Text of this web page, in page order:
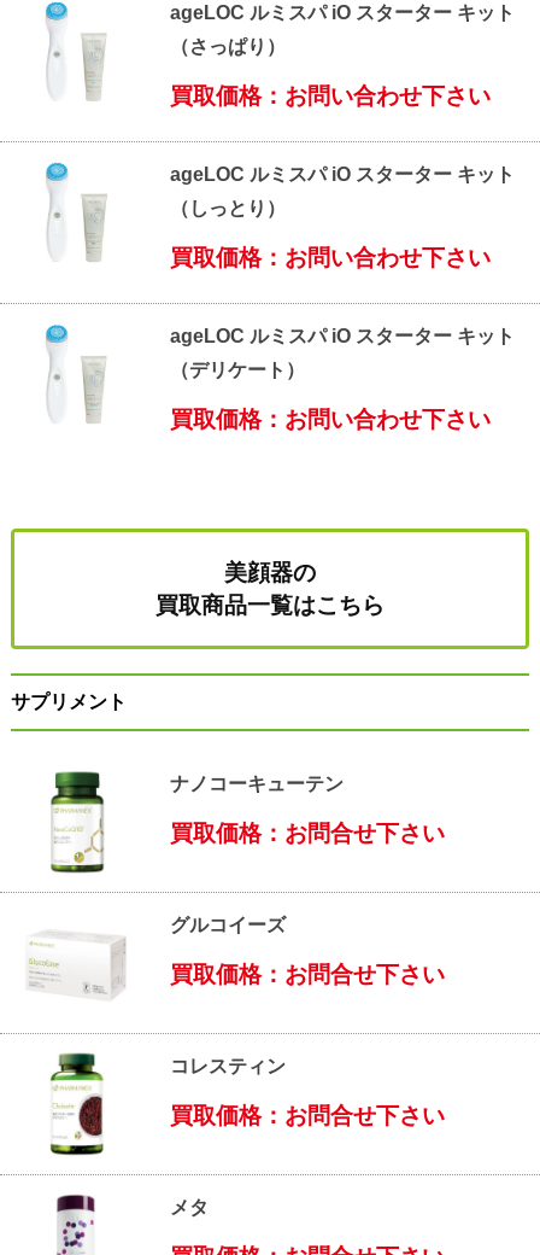
ageLOC ルミスパ iO スターター キット
（さっぱり）
買取価格：お問い合わせ下さい
ageLOC ルミスパ iO スターター キット
（しっとり）
買取価格：お問い合わせ下さい
ageLOC ルミスパ iO スターター キット
（デリケート）
買取価格：お問い合わせ下さい
美顔器の
買取商品一覧はこちら
サプリメント
ナノコーキューテン
買取価格：お問合せ下さい
グルコイーズ
買取価格：お問合せ下さい
コレスティン
買取価格：お問合せ下さい
メタ